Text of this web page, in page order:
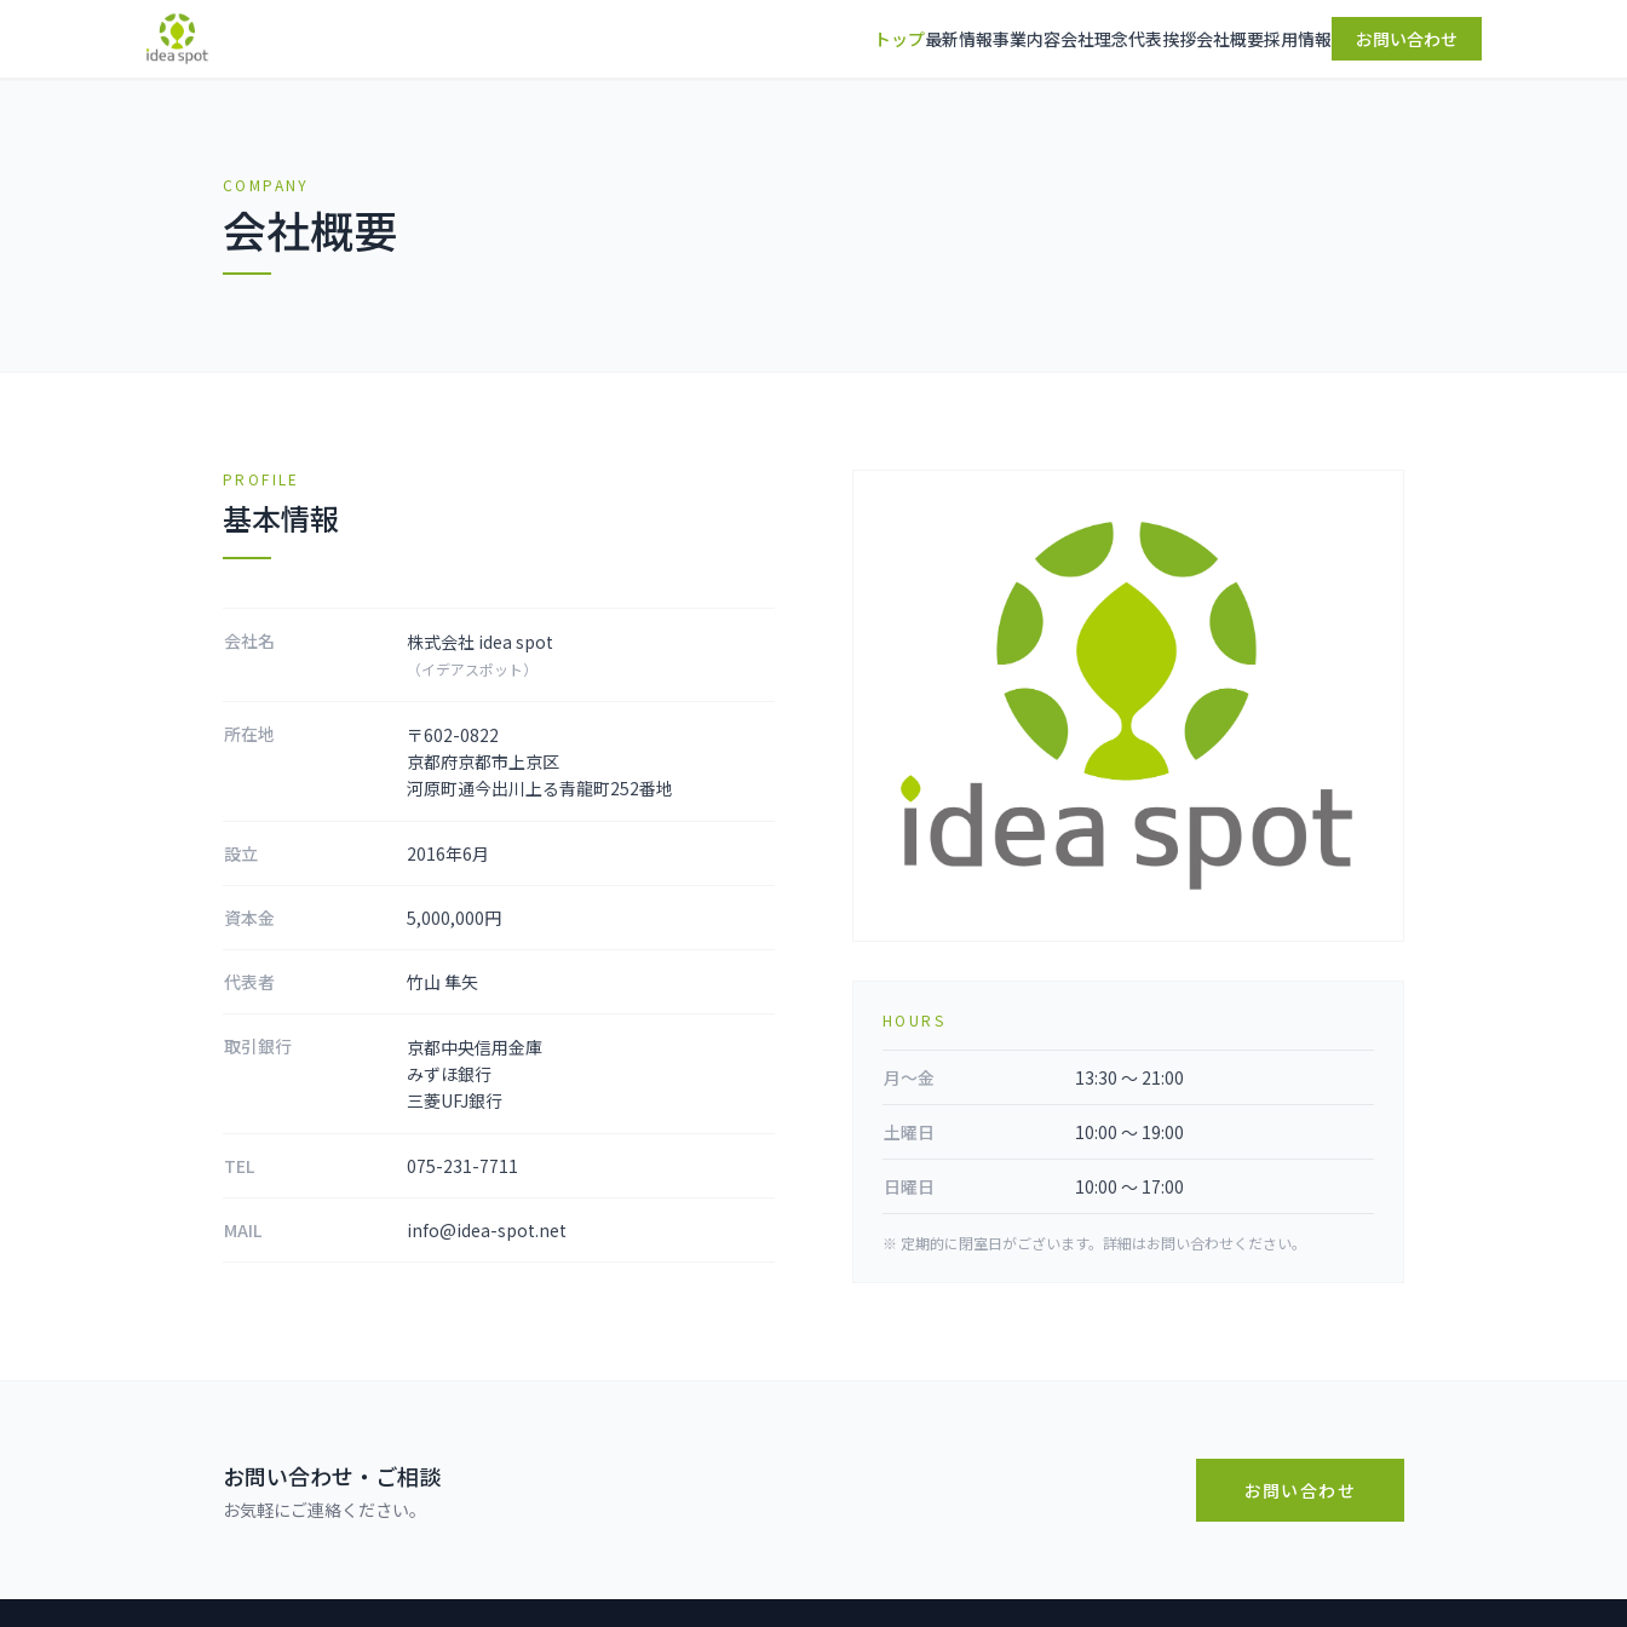
トップ最新情報事業内容会社理念代表挨拶会社概要採用情報 お問い合わせ
COMPANY
会社概要
PROFILE
基本情報
会社名 株式会社 idea spot
（イデアスポット）
所在地
〒602-0822
京都府京都市上京区
河原町通今出川上る青龍町252番地
設立 2016年6月
資本金 5,000,000円
代表者 竹山 隼矢
取引銀行
京都中央信用金庫
みずほ銀行
三菱UFJ銀行
TEL 075-231-7711
MAIL info@idea-spot.net
HOURS
月〜金 13:30 〜 21:00
土曜日 10:00 〜 19:00
日曜日 10:00 〜 17:00
※ 定期的に閉室日がございます。詳細はお問い合わせください。
お問い合わせ・ご相談
お気軽にご連絡ください。
お問い合わせ